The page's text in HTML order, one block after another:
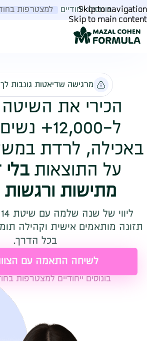
Skip to navigation
Skip to main content
בונוסים ייחודיים למצטרפות
מרגישה שדיאטות גונבות
הכירי את
ל-12,000+
באכילה, לרדת
על התוצאות בלי
מתישות
תזונה מותאמים אישית וקהילה
בכל הדרך.
לשיחה התאמה עם
בונוסים ייחודיים למצטרפות